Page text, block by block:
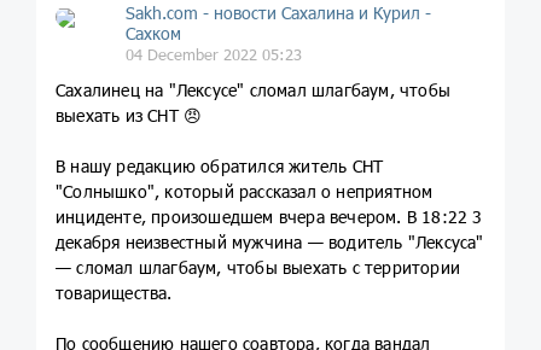
Sakh.com - новости Сахалина и Курил -
Сахком
04 December 2022 05:23
Сахалинец на "Лексусе" сломал шлагбаум, чтобы
выехать из СНТ 😠
В нашу редакцию обратился житель СНТ
"Солнышко", который рассказал о неприятном
инциденте, произошедшем вчера вечером. В 18:22 3
декабря неизвестный мужчина — водитель "Лексуса"
— сломал шлагбаум, чтобы выехать с территории
товарищества.
По сообщению нашего соавтора, когда вандал